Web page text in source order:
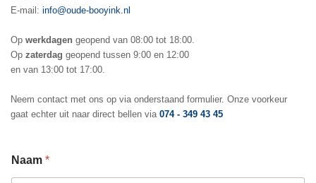
E-mail: info@oude-booyink.nl
Op werkdagen geopend van 08:00 tot 18:00.
Op zaterdag geopend tussen 9:00 en 12:00
en van 13:00 tot 17:00.
Neem contact met ons op via onderstaand formulier. Onze voorkeur
gaat echter uit naar direct bellen via 074 - 349 43 45
a
a
Naam *